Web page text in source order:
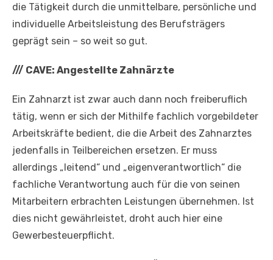
die Tätigkeit durch die unmittelbare, persönliche und
individuelle Arbeitsleistung des Berufsträgers
geprägt sein – so weit so gut.
/// CAVE: Angestellte Zahnärzte
Ein Zahnarzt ist zwar auch dann noch freiberuflich
tätig, wenn er sich der Mithilfe fachlich vorgebildeter
Arbeitskräfte bedient, die die Arbeit des Zahnarztes
jedenfalls in Teilbereichen ersetzen. Er muss
allerdings „leitend“ und „eigenverantwortlich“ die
fachliche Verantwortung auch für die von seinen
Mitarbeitern erbrachten Leistungen übernehmen. Ist
dies nicht gewährleistet, droht auch hier eine
Gewerbesteuerpflicht.